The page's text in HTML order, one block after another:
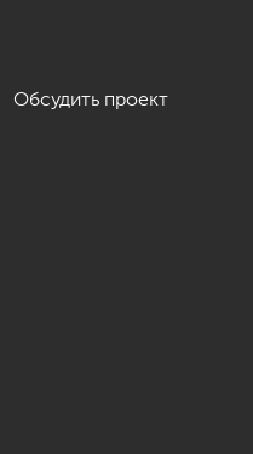
Обсудить проект